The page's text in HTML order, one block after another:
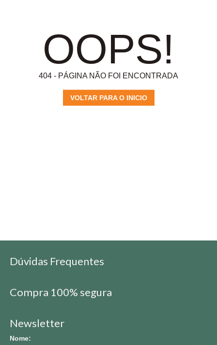
OOPS!
404 - PÁGINA NÃO FOI ENCONTRADA
VOLTAR PARA O INICIO
Dúvidas Frequentes
Compra 100% segura
Newsletter
Nome: